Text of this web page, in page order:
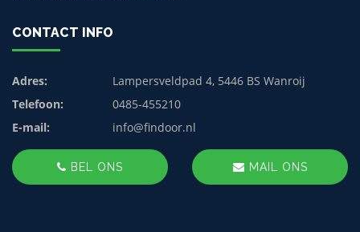
CONTACT INFO
Adres:
Lampersveldpad 4, 5446 BS Wanroij
Telefoon:
0485-455210
E-mail:
info@findoor.nl
BEL ONS MAIL ONS